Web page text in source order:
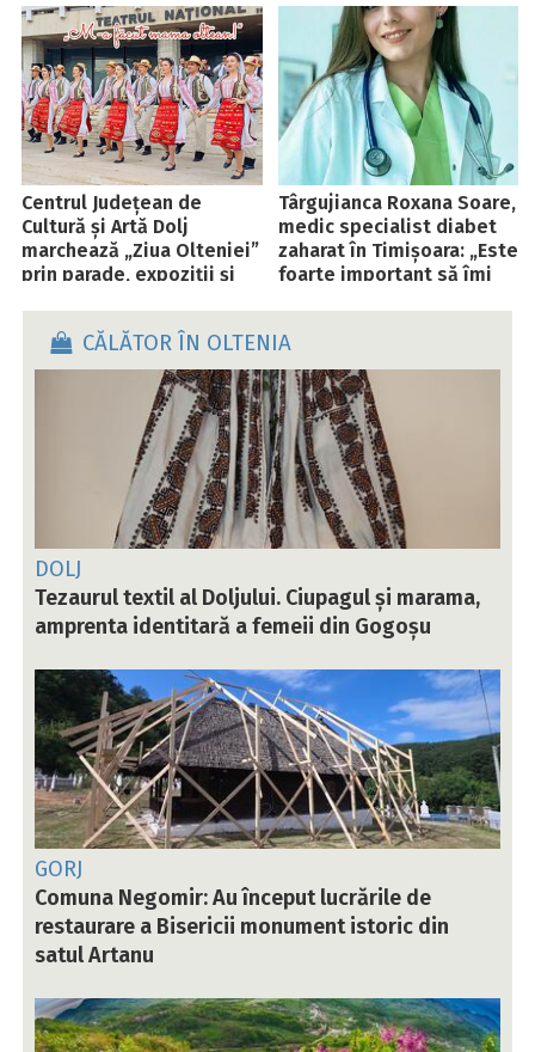
Centrul Județean de
Cultură și Artă Dolj
marchează „Ziua Olteniei”
prin parade, expoziții și
Târgujianca Roxana Soare,
medic specialist diabet
zaharat în Timișoara: „Este
foarte important să îmi
responsabilitate și
empatie”
CĂLĂTOR ÎN OLTENIA
DOLJ
Tezaurul textil al Doljului. Ciupagul și marama,
amprenta identitară a femeii din Gogoșu
GORJ
Comuna Negomir: Au început lucrările de
restaurare a Bisericii monument istoric din
satul Artanu